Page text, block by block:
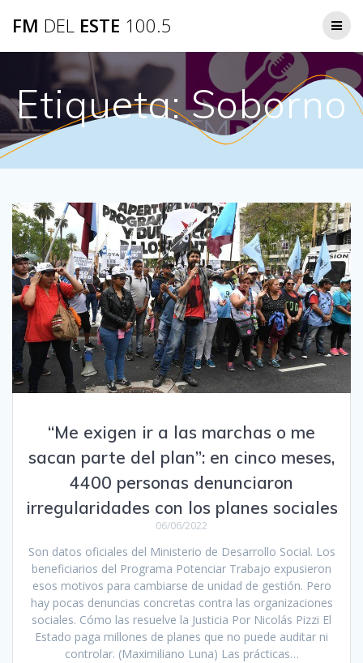
FM DEL ESTE 100.5
Etiqueta:Soborno
“Me exigen ir a las marchas o me
sacan parte del plan”: en cinco meses,
4400 personas denunciaron
irregularidades con los planes sociales
06/06/2022
Son datos oficiales del Ministerio de Desarrollo Social. Los
beneficiarios del Programa Potenciar Trabajo expusieron
esos motivos para cambiarse de unidad de gestión. Pero
hay pocas denuncias concretas contra las organizaciones
sociales. Cómo las resuelve la Justicia Por Nicolás Pizzi El
Estado paga millones de planes que no puede auditar ni
controlar. (Maximiliano Luna) Las prácticas…